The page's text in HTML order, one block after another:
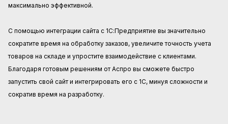
максимально эффективной.
С помощью интеграции сайта с 1С:Предприятие вы значительно
сократите время на обработку заказов, увеличите точность учета
товаров на складе и упростите взаимодействие с клиентами.
Благодаря готовым решениям от Аспро вы сможете быстро
запустить свой сайт и интегрировать его с 1С, минуя сложности и
сократив время на разработку.